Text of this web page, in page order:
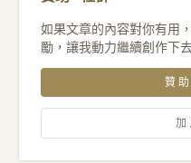
如果文章的內容對你有用
勵，讓我動力繼續創作下去
贊
加